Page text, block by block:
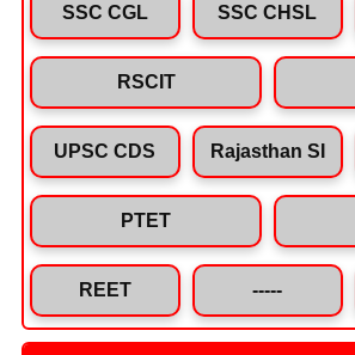
SSC CGL SSC CHSL
RSCIT
UPSC CDS Rajasthan SI
PTET
REET -----